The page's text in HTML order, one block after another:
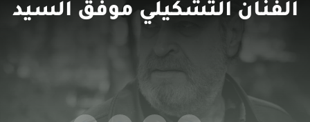
الفنان التشكيلي موفق السيد